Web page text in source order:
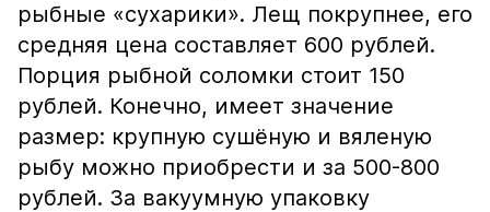
рыбные «сухарики». Лещ покрупнее, его
средняя цена составляет 600 рублей.
Порция рыбной соломки стоит 150
рублей. Конечно, имеет значение
размер: крупную сушёную и вяленую
рыбу можно приобрести и за 500-800
рублей. За вакуумную упаковку